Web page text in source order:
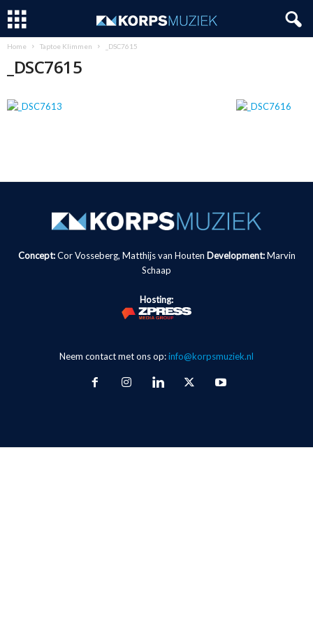
Home Taptoe Klimmen _DSC7615
_DSC7615
Concept:Cor Vosseberg, Matthijs van Houten Development: Marvin
Schaap
Hosting:
Neem contact met ons op:info@korpsmuziek.nl